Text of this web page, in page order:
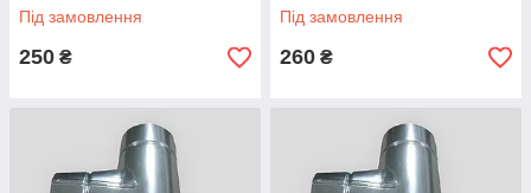
Під замовлення
250 ₴
Під замовлення
260 ₴